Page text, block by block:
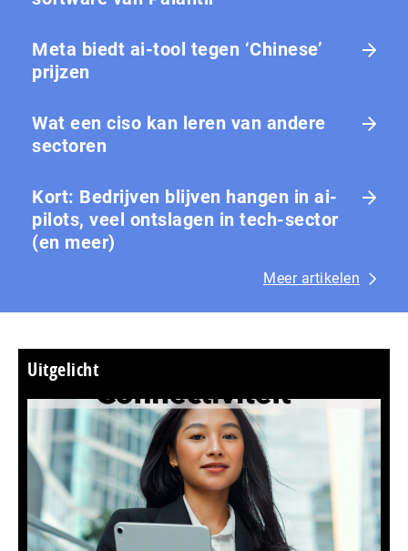
Meta biedt ai-tool tegen ‘Chinese’
prijzen
Wat een ciso kan leren van andere
sectoren
Kort: Bedrijven blijven hangen in ai-
pilots, veel ontslagen in tech-sector
(en meer)
Meer artikelen
Uitgelicht